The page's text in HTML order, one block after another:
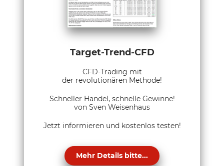
Target-Trend-CFD
CFD-Trading mit
der revolutionären Methode!
Schneller Handel, schnelle Gewinne!
von Sven Weisenhaus
Jetzt informieren und kostenlos testen!
Mehr Details bitte...